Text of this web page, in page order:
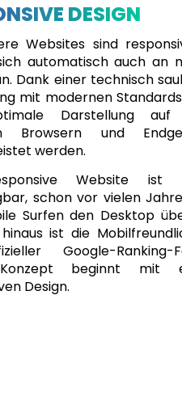
DESIGN
Websites sind
automatisch auch an
Dank einer technisch
mit modernen
Darstellung auf
Browsern und
werden.
Website ist
schon vor vielen
Surfen den Desktop
ist die
Google-Ranking-
beginnt mit
Design.